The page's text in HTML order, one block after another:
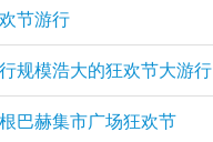
节游行
规模浩大的狂欢节大游行
巴赫集市广场狂欢节